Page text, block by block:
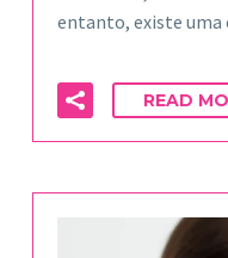
entanto, existe
READ